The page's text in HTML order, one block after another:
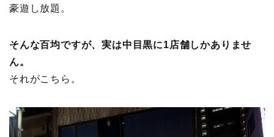
豪遊し放題。
そんな百均ですが、実は中目黒に1店舗しかありませ
ん。
それがこちら。